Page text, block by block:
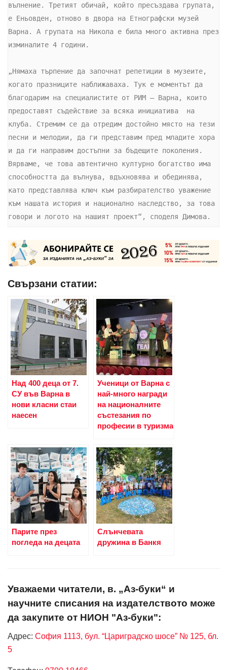
вълнение. Третият обичай, който пресъздава групата,
е Еньовден, отново в двора на Етнографски музей
Варна. А групата на Никола е била много активна през
изминалите 4 години.
„Нямаха търпение да започнат репетиции в музеите,
когато празниците наближаваха. Тук е моментът да
благодарим на специалистите от РИМ – Варна, които
предоставят съдействие за всяка инициатива  на
клуба. Стремим се да отредим достойно място на тези
песни и мелодии, да ги представим пред младите хора
и да ги направим достъпни за бъдещите поколения.
Вярваме, че това автентично културно богатство има
способността да вълнува, вдъхновява и обединява,
като представлява ключ към разбирателство уважение
към нашата история и национално наследство, за това
говори и логото на нашият проект“, споделя Димова.
Свързани статии:
Над 400 деца от 7.
СУ във Варна в
нови класни стаи
наесен
Ученици от Варна с
най-много награди
на националните
състезания по
професии в туризма
Парите през
погледа на децата
Слънчевата
дружина в Банкя
Уважаеми читатели, в. „Аз-буки“ и
научните списания на издателството може
да закупите от НИОН "Аз-буки":
Адрес: София 1113, бул. “Цариградско шосе” № 125, бл.
5